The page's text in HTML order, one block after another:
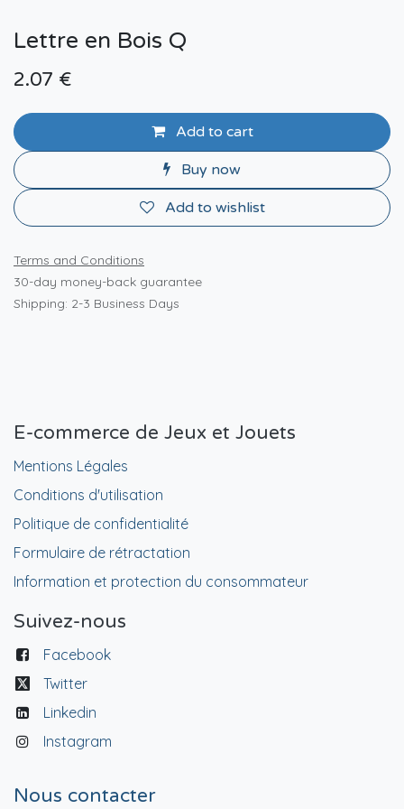
Lettre en Bois Q
2.07 €
Add to cart
Buy now
Add to wishlist
Terms and Conditions
30-day money-back guarantee
Shipping: 2-3 Business Days
E-commerce de Jeux et Jouets
Mentions Légales
Conditions d'utilisation
Politique de confidentialité
Formulaire de rétractation
Information et protection du consommateur
Suivez-nous
Facebook
Twitter
Linkedin
Instagram
Nous contacter